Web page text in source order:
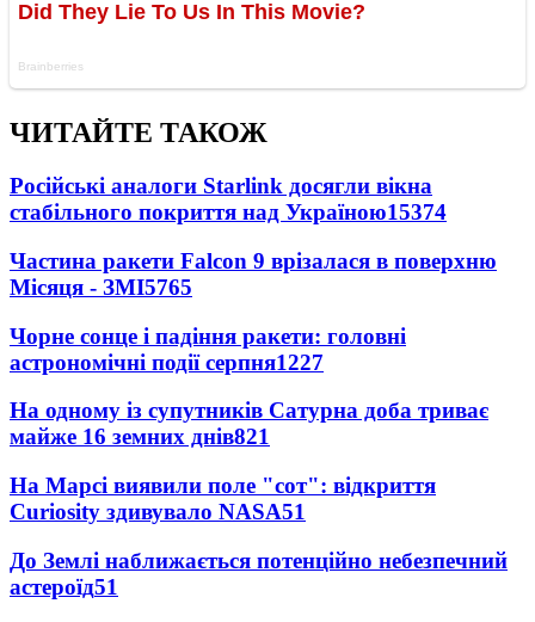
ЧИТАЙТЕ ТАКОЖ
Російські аналоги Starlink досягли вікна
стабільного покриття над Україною15374
Частина ракети Falcon 9 врізалася в поверхню
Місяця - ЗМІ5765
Чорне сонце і падіння ракети: головні
астрономічні події серпня1227
На одному із супутників Сатурна доба триває
майже 16 земних днів821
На Марсі виявили поле "сот": відкриття
Curiosity здивувало NASA51
До Землі наближається потенційно небезпечний
астероїд51